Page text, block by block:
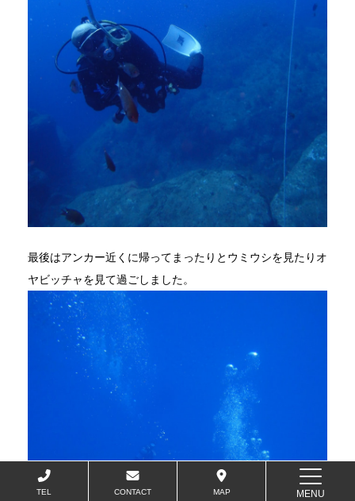
MENU
最後はアンカー近くに帰ってまったりとウミウシを見たりオ
ヤビッチャを見て過ごしました。
TEL CONTACT MAP